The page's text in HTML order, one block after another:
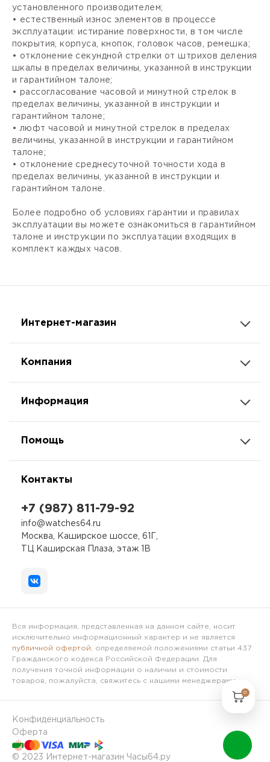
установленного производителем;
• естественный износ элементов в процессе
эксплуатации: истирание поверхности, в том числе
покрытия, корпуса, кнопок, головок часов, ремешка;
• отклонение секундной стрелки от штрихов деления
шкалы в пределах величины, указанной в инструкции
и гарантийном талоне;
• рассогласование часовой и минутной стрелок в
пределах величины, указанной в инструкции и
гарантийном талоне;
• люфт часовой и минутной стрелок в пределах
величины, указанной в инструкции и гарантийном
талоне;
• отклонение среднесуточной точности хода в
пределах величины, указанной в инструкции и
гарантийном талоне.
Более подробно об условиях гарантии и правилах
эксплуатации вы можете ознакомиться в гарантийном
талоне и инструкции по эксплуатации входящих в
комплект каждых часов.
Интернет-магазин
Компания
Информация
Помощь
Контакты
+7 (987) 811-79-92
info@watches64.ru
Москва, Каширское шоссе, 61Г,
ТЦ Каширская Плаза, этаж 1В
Вся информация, представленная на данном сайте, носит
исключительно информационный характер и не является
публичной офертой , определяемой положениями статьи 437
Гражданского кодекса Российской Федерации. Для
получения точной информации о наличии и стоимости
товаров, пожалуйста, свяжитесь с нашими менеджерами.
© 2023 Интернет-магазин Часы64.ру
Конфиденциальность
Оферта
0